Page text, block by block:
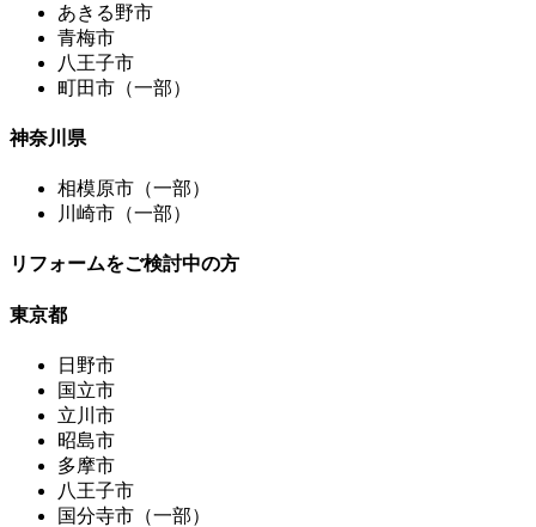
あきる野市
青梅市
八王子市
町田市（一部）
神奈川県
相模原市（一部）
川崎市（一部）
リフォームをご検討中の方
東京都
日野市
国立市
立川市
昭島市
多摩市
八王子市
国分寺市（一部）